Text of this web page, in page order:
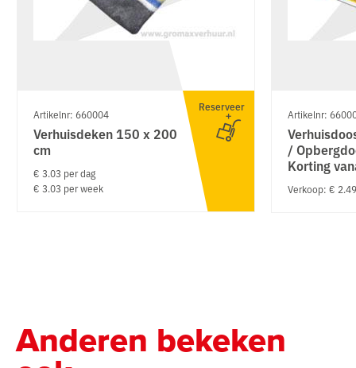
Artikelnr: 660004
Verhuisdeken 150 x 200
cm
€ 3.03 per dag
€ 3.03 per week
Reserveer
Artikelnr:
/
Korting
Verkoop: € 2.49
Anderen bekeken